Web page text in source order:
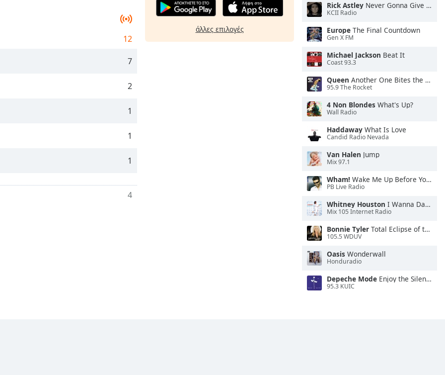
12
7
2
1
1
1
4
άλλες επιλογές
Rick Astley Never Gonna Give You Up
KCII Radio
Europe The Final Countdown
Gen X FM
Michael Jackson Beat It
Coast 93.3
Queen Another One Bites the Dust
95.9 The Rocket
4 Non Blondes What's Up?
Wall Radio
Haddaway What Is Love
Candid Radio Nevada
Van Halen Jump
Mix 97.1
Wham! Wake Me Up Before You Go-Go
PB Live Radio
Whitney Houston I Wanna Dance With Somebody
Mix 105 Internet Radio
Bonnie Tyler Total Eclipse of the Heart
105.5 WDUV
Oasis Wonderwall
Honduradio
Depeche Mode Enjoy the Silence
95.3 KUIC